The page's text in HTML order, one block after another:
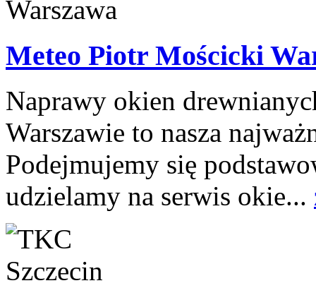
Meteo Piotr Mościcki
Naprawy okien
Warszawie to nasza
Podejmujemy się
udzielamy na serwis okie...